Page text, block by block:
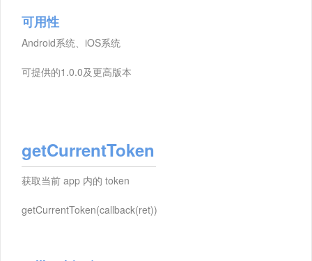
可用性
Android系统、iOS系统
可提供的1.0.0及更高版本
getCurrentToken
获取当前 app 内的 token
getCurrentToken(callback(ret))